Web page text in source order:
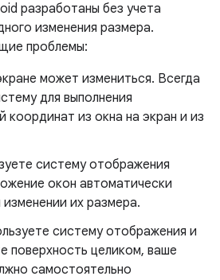
разработаны без учета
изменения размера.
проблемы:
может измениться. Всегда
для выполнения
координат из окна на экран и из
систему отображения
окон автоматически
их размера.
систему отображения и
поверхность целиком, ваше
самостоятельно